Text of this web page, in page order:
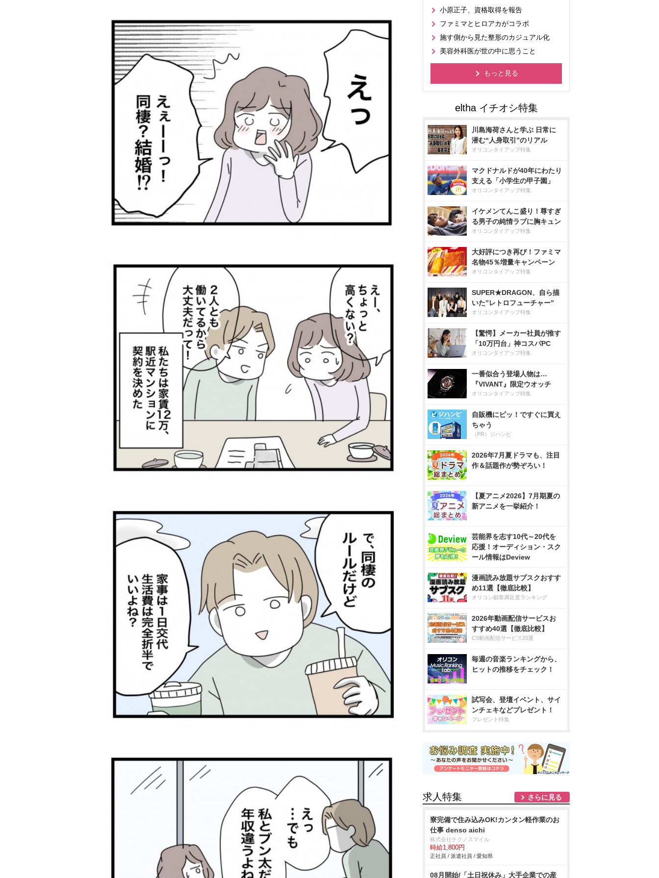
小原正子、資格取得を報告
ファミマとヒロアカがコラボ
施す側から見た整形のカジュアル化
美容外科医が世の中に思うこと
もっと見る
川島海荷さんと学ぶ 日常に
潜む“人身取引”のリアル
オリコンタイアップ特集
マクドナルドが40年にわたり
支える「小学生の甲子園」
オリコンタイアップ特集
イケメンてんこ盛り！尊すぎ
る男子の純情ラブに胸キュン
オリコンタイアップ特集
大好評につき再び！ファミマ
名物45％増量キャンペーン
オリコンタイアップ特集
SUPER★DRAGON、自ら描
いた”レトロフューチャー”
オリコンタイアップ特集
【驚愕】メーカー社員が推す
「10万円台」神コスパPC
オリコンタイアップ特集
一番似合う登場人物は…
『VIVANT』限定ウオッチ
オリコンタイアップ特集
自販機にピッ！ですぐに買え
ちゃう
（PR）ジハンピ
2026年7月夏ドラマも、注目
作＆話題作が勢ぞろい！
【夏アニメ2026】7月期夏の
新アニメを一挙紹介！
芸能界を志す10代～20代を
応援！オーディション・スク
ール情報はDeview
漫画読み放題サブスクおすす
め11選【徹底比較】
オリコン顧客満足度ランキング
2026年動画配信サービスお
すすめ40選【徹底比較】
CS動画配信サービス20選
毎週の音楽ランキングから、
ヒットの推移をチェック！
試写会、登壇イベント、サイ
ンチェキなどプレゼント！
プレゼント特集
求人特集 さらに見る
寮完備で住み込みOK!カンタン軽作業のお
仕事 denso aichi
株式会社テクノスマイル
時給1,800円
正社員 / 派遣社員 / 愛知県
08月開始/「土日祝休み」大手企業での産